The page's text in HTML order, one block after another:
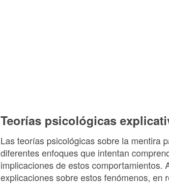
Teorías psicológicas
Las teorías psicológicas sobre la mentira
diferentes enfoques que intentan
implicaciones de estos comportamientos.
explicaciones sobre estos fenómenos, en